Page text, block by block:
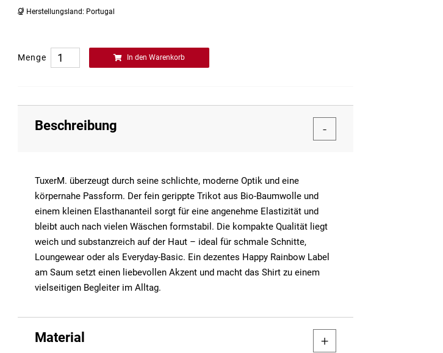
Herstellungsland: Portugal
Menge In den Warenkorb
Beschreibung
TuxerM. überzeugt durch seine schlichte, moderne Optik und eine
körpernahe Passform. Der fein gerippte Trikot aus Bio-Baumwolle und
einem kleinen Elasthananteil sorgt für eine angenehme Elastizität und
bleibt auch nach vielen Wäschen formstabil. Die kompakte Qualität liegt
weich und substanzreich auf der Haut – ideal für schmale Schnitte,
Loungewear oder als Everyday-Basic. Ein dezentes Happy Rainbow Label
am Saum setzt einen liebevollen Akzent und macht das Shirt zu einem
vielseitigen Begleiter im Alltag.
Material